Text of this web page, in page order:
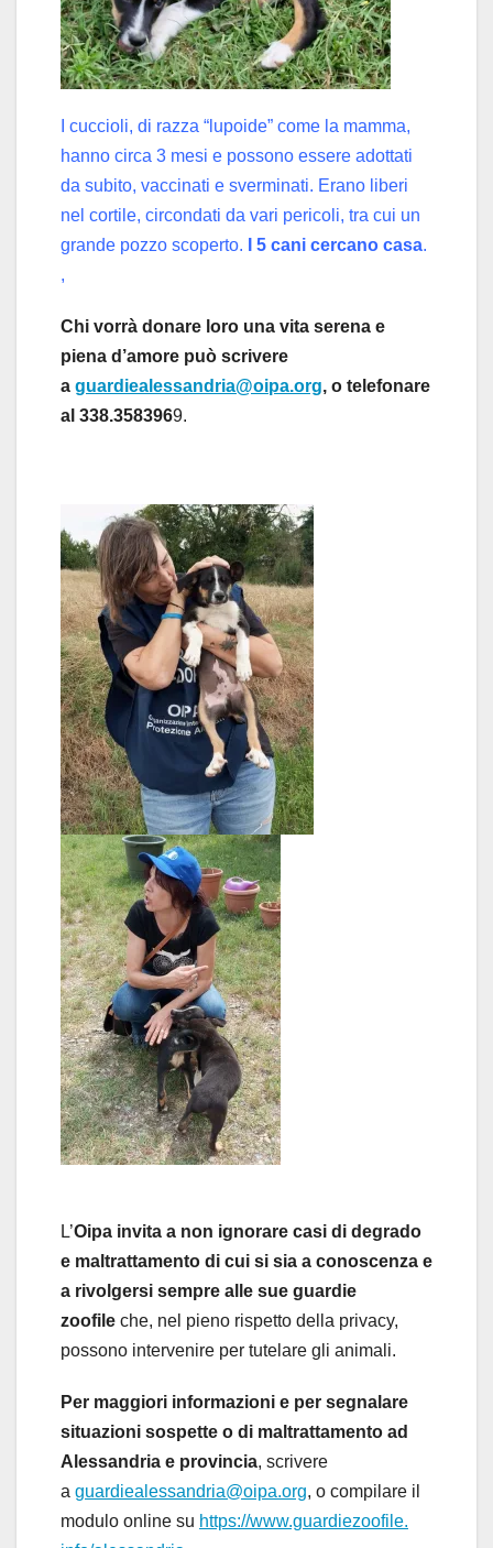
I cuccioli, di razza “lupoide” come la mamma,
hanno circa 3 mesi e possono essere adottati
da subito, vaccinati e sverminati. Erano liberi
nel cortile, circondati da vari pericoli, tra cui un
grande pozzo scoperto.
I 5 cani cercano casa.
,
Chi vorrà donare loro una vita serena e
piena d’amore può scrivere
a guardiealessandria@oipa.org, o telefonare
al 338.3583969.
L’Oipa invita a non ignorare casi di degrado
e maltrattamento di cui si sia a conoscenza e
a rivolgersi sempre alle sue guardie
zoofile che, nel pieno rispetto della privacy,
possono intervenire per tutelare gli animali.
Per maggiori informazioni e per segnalare
situazioni sospette o di maltrattamento ad
Alessandria e provincia, scrivere
a guardiealessandria@oipa.org, o compilare il
modulo online su https://www.guardiezoofile.